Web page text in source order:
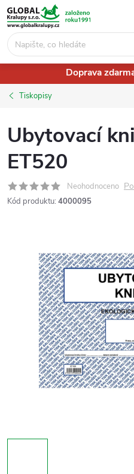
Přejít
na
obsah
Doprava
Tiskopisy
Ubytovací
ET520
Neohodnoceno
Kód produktu: 4000095